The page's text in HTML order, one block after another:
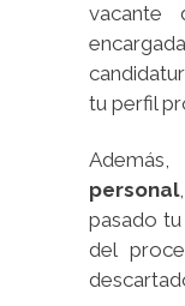
vacante
tu perfil
personal
pasado tu
del